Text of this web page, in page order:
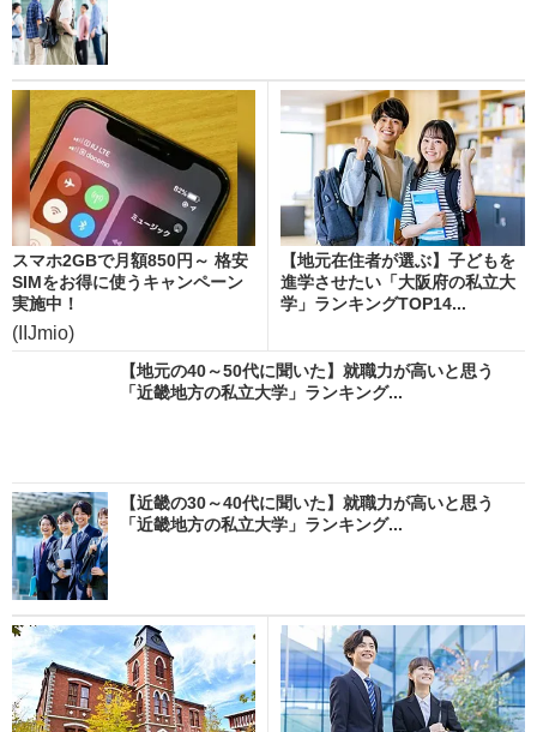
スマホ2GBで月額850円～ 格安
SIMをお得に使うキャンペーン
実施中！
(IIJmio)
【地元在住者が選ぶ】子どもを
進学させたい「大阪府の私立大
学」ランキングTOP14...
【地元の40～50代に聞いた】就職力が高いと思う
「近畿地方の私立大学」ランキング...
【近畿の30～40代に聞いた】就職力が高いと思う
「近畿地方の私立大学」ランキング...